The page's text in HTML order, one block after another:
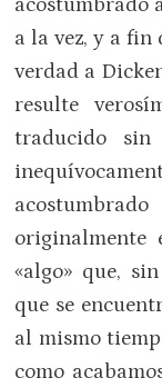
acostumbrado
a la vez, y a fin
verdad a
resulte
traducido
originalmente
«algo» que,
que se
al mismo
como